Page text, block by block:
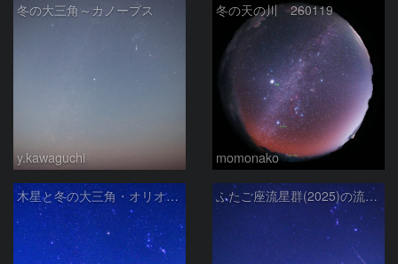
冬の大三角～カノープス
y.kawaguchi
冬の天の川 260119
momonako
木星と冬の大三角・オリオン座と、さくら宇宙公園のパラボラアンテナ ふたご座流星群(2025)の流星と冬の星座、さくら宇宙公園のパラボラアンテナ